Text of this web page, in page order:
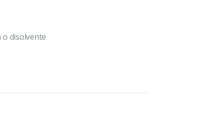
o disolvente